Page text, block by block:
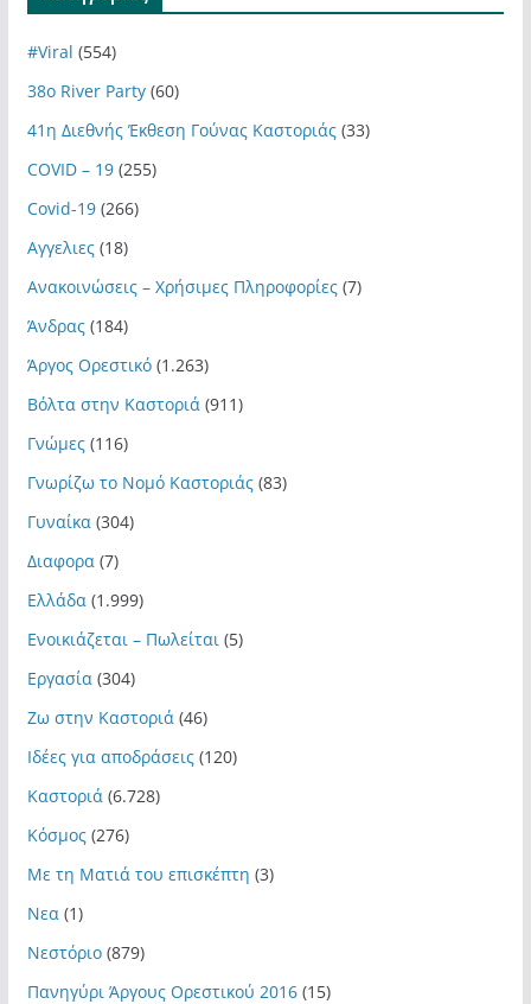
#Viral (554)
38ο River Party(60)
41η Διεθνής Έκθεση Γούνας Καστοριάς(33)
COVID – 19(255)
Covid-19(266)
Αγγελιες(18)
Ανακοινώσεις – Χρήσιμες Πληροφορίες(7)
Άνδρας(184)
Άργος Ορεστικό(1.263)
Βόλτα στην Καστοριά (911)
Γνώμες(116)
Γνωρίζω το Νομό Καστοριάς(83)
Γυναίκα (304)
Διαφορα (7)
Ελλάδα (1.999)
Ενοικιάζεται – Πωλείται (5)
Εργασία (304)
Ζω στην Καστοριά (46)
Ιδέες για αποδράσεις(120)
Καστοριά (6.728)
Κόσμος(276)
Με τη Ματιά του επισκέπτη (3)
Νεα (1)
Νεστόριο(879)
Πανηγύρι Άργους Ορεστικού 2016(15)